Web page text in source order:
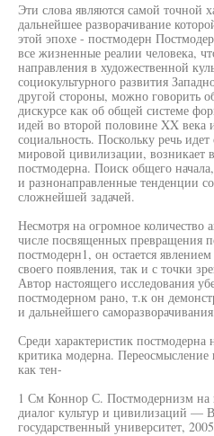
Эти слова являются самой точной
дальнейшее разворачивание
этой эпохе - постмодерн
все жизненные реалии человека,
направления в художественной
социокультурного развития
другой стороны, можно говорить
дискурсе как об общей системе
идей во второй половине XX века
социальность. Поскольку речь
мировой цивилизации, возникает
постмодерна. Поиск общего
и разнонаправленные тенденции
сложнейшей задачей.
Несмотря на огромное количество
числе посвященных превращения
постмодерн1, он остается
своего появления, так и с точки
Автор настоящего исследования
постмодерном рано, т.к он
и дальнейшего
Среди характеристик
критика модерна.
как тен-
1 См Коннор С. Постмодернизм на
диалог культур и цивилизаций —
государственный университет,